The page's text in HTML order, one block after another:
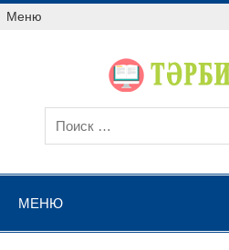
Меню
МЕНЮ